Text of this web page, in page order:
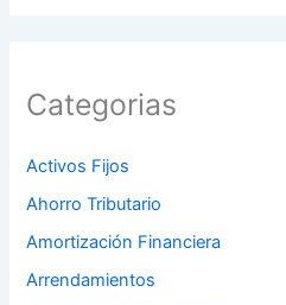
Categorias
Activos Fijos
Ahorro Tributario
Amortización Financiera
Arrendamientos